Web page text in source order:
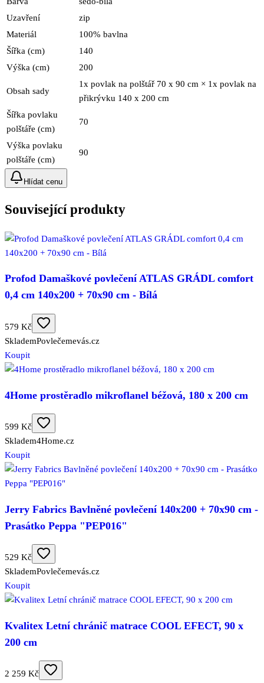
Uzavření
zip
Materiál
100% bavlna
Šířka (cm)
140
Výška (cm)
200
Obsah sady
1x povlak na polštář 70 x 90 cm × 1x povlak na
přikrývku 140 x 200 cm
Šířka povlaku
polštáře (cm)
70
Výška povlaku
polštáře (cm)
90
Hlídat cenu
Související produkty
Profod Damaškové povlečení ATLAS GRÁDL comfort
0,4 cm 140x200 + 70x90 cm - Bílá
579 Kč
SklademPovlečemevás.cz
Koupit
4Home prostěradlo mikroflanel béžová, 180 x 200 cm
599 Kč
Skladem4Home.cz
Koupit
Jerry Fabrics Bavlněné povlečení 140x200 + 70x90 cm -
Prasátko Peppa "PEP016"
529 Kč
SklademPovlečemevás.cz
Koupit
Kvalitex Letní chránič matrace COOL EFECT, 90 x
200 cm
2 259 Kč